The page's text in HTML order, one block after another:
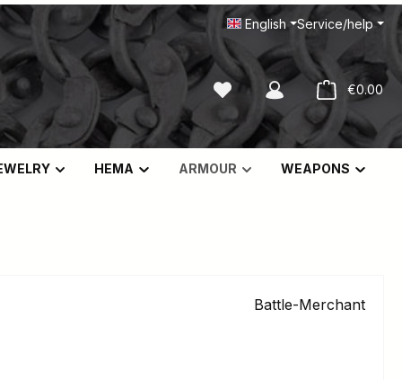
English Service/help
You have 0 wishlist items
€0.00
HEMA ARMOUR WEAPONS
Battle-Merchant